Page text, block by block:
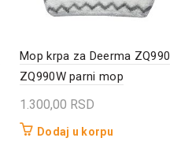
Mop krpa za Deerma ZQ990
ZQ990W parni mop
1.300,00 RSD
Dodaj u korpu